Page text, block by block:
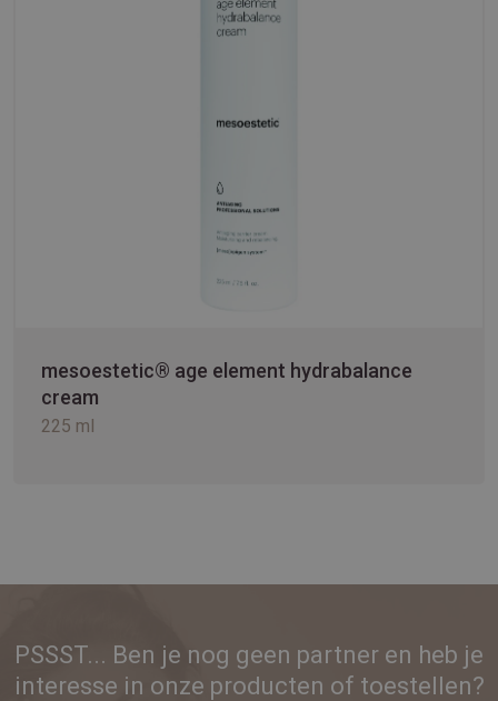
mesoestetic® age element hydrabalance
cream
225 ml
PSSST... Ben je nog geen partner en heb je
interesse in onze producten of toestellen?